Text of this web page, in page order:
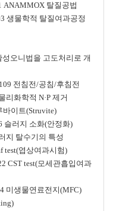
ANAMMOX 탈질공법
생물학적 탈질여과공정
성오니법을 고도처리로 개
전침전/공침/후침전
리화학적 N·P 제거
바이트(Struvite)
슬러지 소화(안정화)
지 탈수기의 특성
test(엽상여과시험)
CST test(모세관흡입여과
미생물연료전지(MFC)